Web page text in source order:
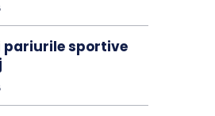
pariurile sportive